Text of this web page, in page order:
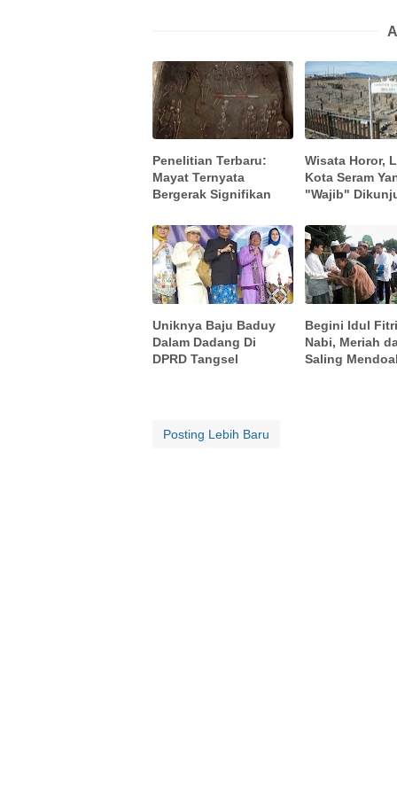
Penelitian Terbaru:
Mayat Ternyata
Bergerak Signifikan
Wisata Horor,
Kota Seram
"Wajib"
Uniknya Baju Baduy
Dalam Dadang Di
DPRD Tangsel
Begini Idul
Nabi, Meriah
Saling
Posting Lebih Baru